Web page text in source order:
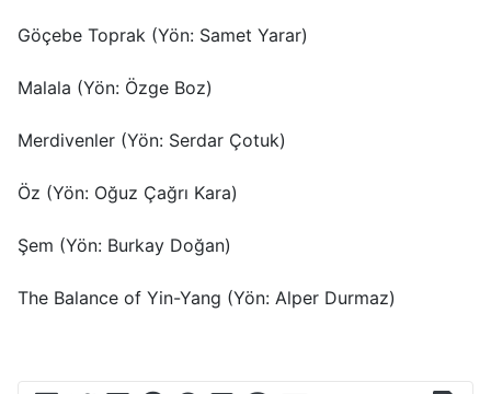
Göçebe Toprak (Yön: Samet Yarar)
Malala (Yön: Özge Boz)
Merdivenler (Yön: Serdar Çotuk)
Öz (Yön: Oğuz Çağrı Kara)
Şem (Yön: Burkay Doğan)
The Balance of Yin-Yang (Yön: Alper Durmaz)